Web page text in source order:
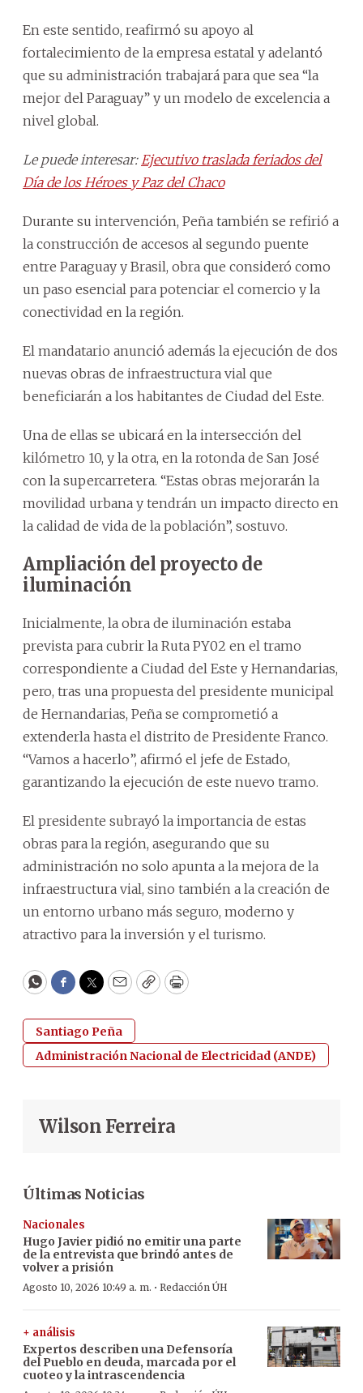
En este sentido, reafirmó su apoyo al
fortalecimiento de la empresa estatal y adelantó
que su administración trabajará para que sea “la
mejor del Paraguay” y un modelo de excelencia a
nivel global.
Le puede interesar: Ejecutivo traslada feriados del
Día de los Héroes y Paz del Chaco
Durante su intervención, Peña también se refirió a
la construcción de accesos al segundo puente
entre Paraguay y Brasil, obra que consideró como
un paso esencial para potenciar el comercio y la
conectividad en la región.
El mandatario anunció además la ejecución de dos
nuevas obras de infraestructura vial que
beneficiarán a los habitantes de Ciudad del Este.
Una de ellas se ubicará en la intersección del
kilómetro 10, y la otra, en la rotonda de San José
con la supercarretera. “Estas obras mejorarán la
movilidad urbana y tendrán un impacto directo en
la calidad de vida de la población”, sostuvo.
Ampliación del proyecto de
iluminación
Inicialmente, la obra de iluminación estaba
prevista para cubrir la Ruta PY02 en el tramo
correspondiente a Ciudad del Este y Hernandarias,
pero, tras una propuesta del presidente municipal
de Hernandarias, Peña se comprometió a
extenderla hasta el distrito de Presidente Franco.
“Vamos a hacerlo”, afirmó el jefe de Estado,
garantizando la ejecución de este nuevo tramo.
El presidente subrayó la importancia de estas
obras para la región, asegurando que su
administración no solo apunta a la mejora de la
infraestructura vial, sino también a la creación de
un entorno urbano más seguro, moderno y
atractivo para la inversión y el turismo.
WhatsApp
Facebook
Twitter
EmailCopyPrint
Santiago Peña
Administración Nacional de Electricidad (ANDE)
Wilson Ferreira
Últimas Noticias
Nacionales
Hugo Javier pidió no emitir una parte
de la entrevista que brindó antes de
volver a prisión
Agosto 10, 2026 10:49 a. m. · Redacción ÚH
+ análisis
Expertos describen una Defensoría
del Pueblo en deuda, marcada por el
cuoteo y la intrascendencia